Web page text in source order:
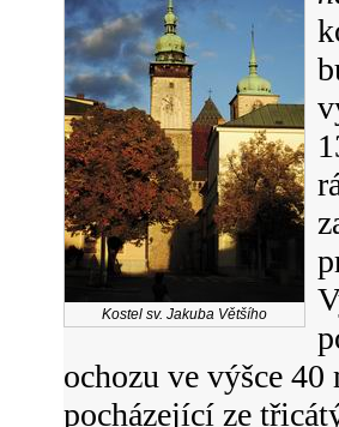
Kostel sv. Jakuba Většího
ochozu ve výšce
pocházející ze